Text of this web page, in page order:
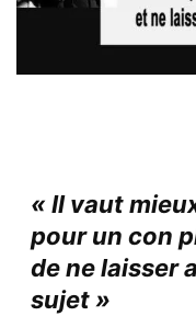
« Il vaut
pour un con
de ne laisser
sujet »